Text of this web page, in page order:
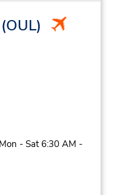
(OUL)
- Sat 6:30 AM -